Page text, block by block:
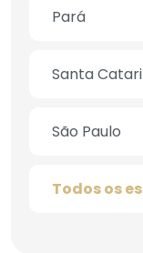
Pará
Santa
São Paulo
Todos os